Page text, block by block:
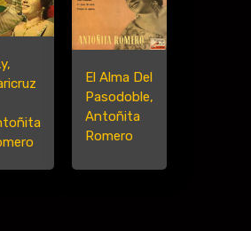
El Alma Del
Pasodoble,
Antoñita
Romero